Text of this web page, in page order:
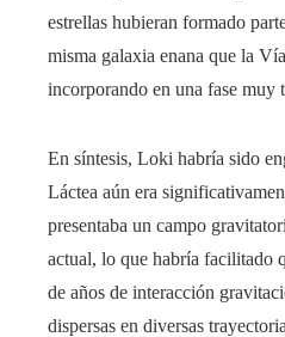
estrellas hubieran formado
misma galaxia enana que la
incorporando en una fase muy
En síntesis, Loki habría sido
Láctea aún era
presentaba un campo
actual, lo que habría facilitado
de años de interacción
dispersas en diversas